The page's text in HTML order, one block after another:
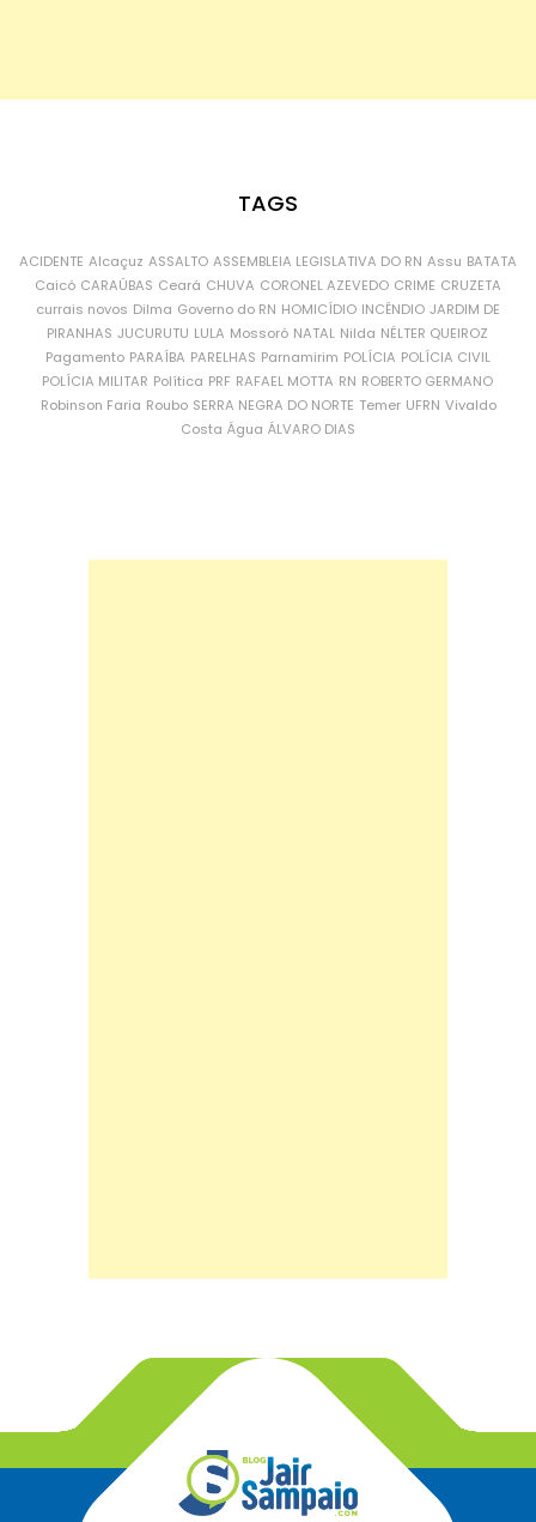
TAGS
ACIDENTE Alcaçuz ASSALTO ASSEMBLEIA LEGISLATIVA DO RN Assu BATATA
Caicó CARAÚBAS Ceará CHUVA CORONEL AZEVEDO CRIME CRUZETA
currais novos Dilma Governo do RN HOMICÍDIO INCÊNDIO JARDIM DE
PIRANHAS JUCURUTU LULA Mossoró NATAL Nilda NÉLTER QUEIROZ
Pagamento PARAÍBA PARELHAS Parnamirim POLÍCIA POLÍCIA CIVIL
POLÍCIA MILITAR Política PRF RAFAEL MOTTA RN ROBERTO GERMANO
Robinson Faria Roubo SERRA NEGRA DO NORTE Temer UFRN Vivaldo
Costa Água ÁLVARO DIAS